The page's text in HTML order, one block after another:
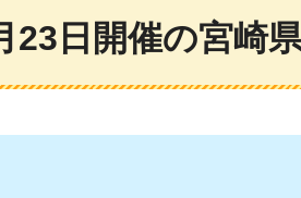
23日開催の宮崎